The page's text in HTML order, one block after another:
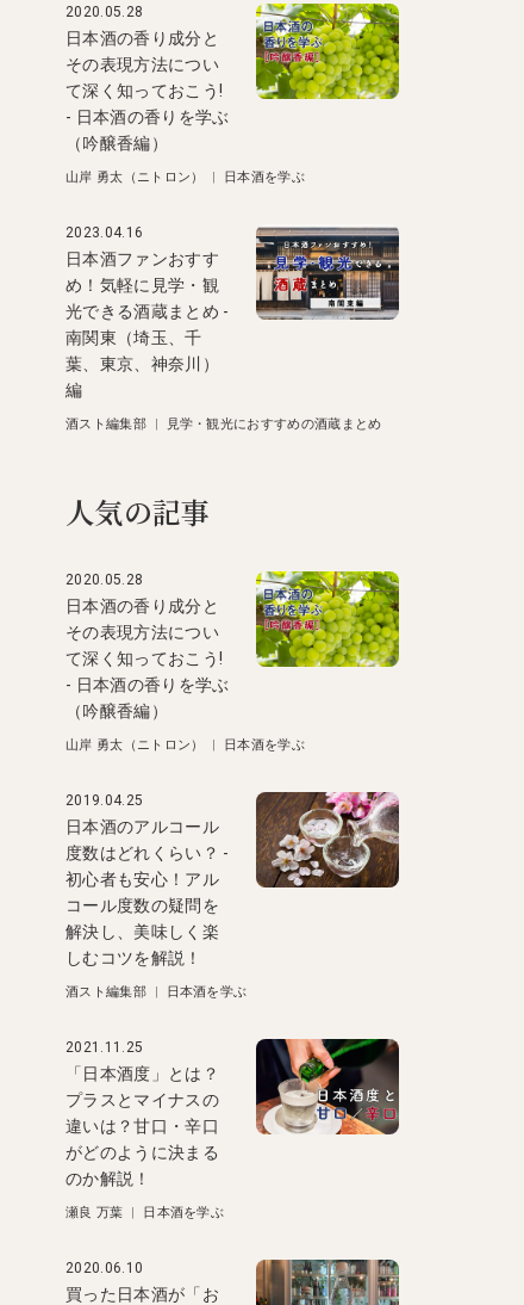
2020.05.28
日本酒の香り成分と
その表現方法につい
て深く知っておこう!
- 日本酒の香りを学ぶ
（吟醸香編）
山岸 勇太（ニトロン） | 日本酒を学ぶ
2023.04.16
日本酒ファンおすす
め！気軽に見学・観
光できる酒蔵まとめ -
南関東（埼玉、千
葉、東京、神奈川）
編
酒スト編集部| 見学・観光におすすめの酒蔵まとめ
人気の記事
2020.05.28
日本酒の香り成分と
その表現方法につい
て深く知っておこう!
- 日本酒の香りを学ぶ
（吟醸香編）
山岸 勇太（ニトロン） | 日本酒を学ぶ
2019.04.25
日本酒のアルコール
度数はどれくらい？ -
初心者も安心！アル
コール度数の疑問を
解決し、美味しく楽
しむコツを解説！
酒スト編集部| 日本酒を学ぶ
2021.11.25
「日本酒度」とは？
プラスとマイナスの
違いは？甘口・辛口
がどのように決まる
のか解説！
瀬良 万葉 | 日本酒を学ぶ
2020.06.10
買った日本酒が「お